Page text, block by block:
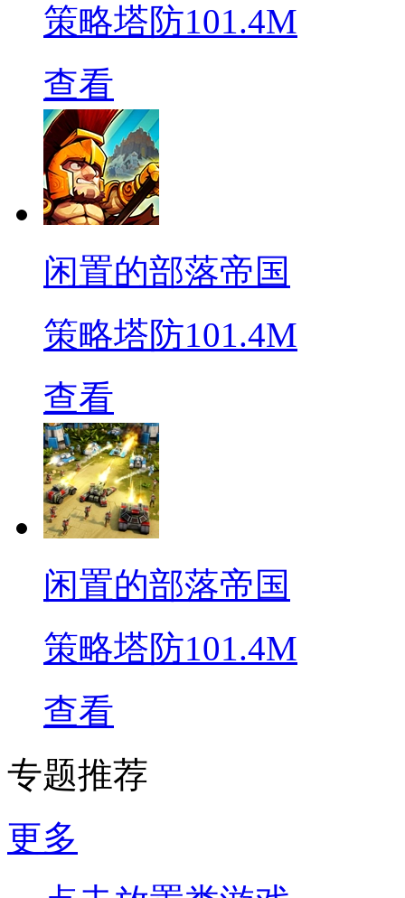
策略塔防101.4M
查看
闲置的部落帝国
策略塔防101.4M
查看
闲置的部落帝国
策略塔防101.4M
查看
专题推荐
更多